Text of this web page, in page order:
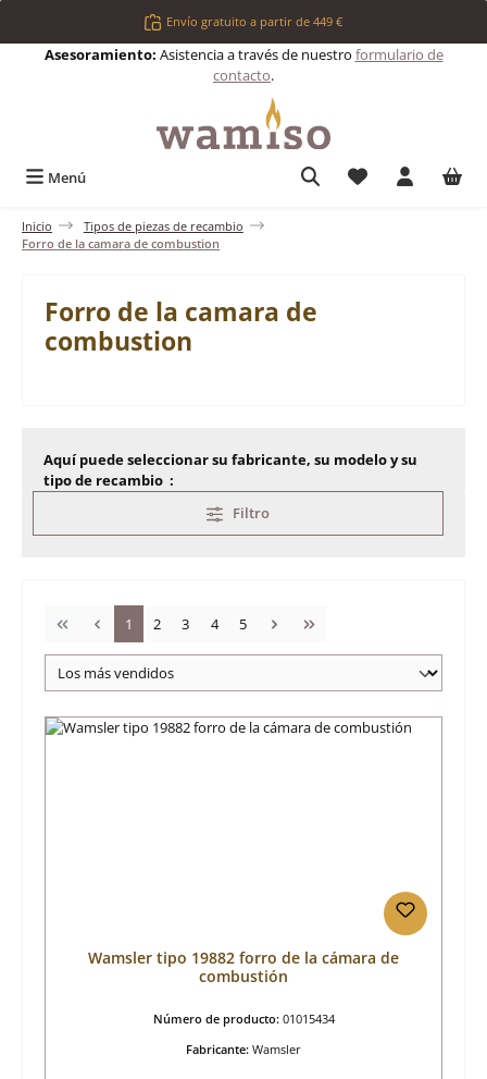
Saltar al contenido principalEnvío gratuito a partir de 449 €
Asesoramiento: Asistencia a través de nuestro formulario de
contacto.
Menú Tienes 0
Inicio
Tipos de piezas de recambio
Forro de la camara de combustion
Forro de la camara de
combustion
Aquí puede seleccionar su fabricante, su modelo y su
tipo de recambio :
Filtro
Página
1 Página
2 Página
3 Página
4 Página
5
Wamsler tipo 19882 forro de la cámara de
combustión
Número de producto: 01015434
Fabricante: Wamsler